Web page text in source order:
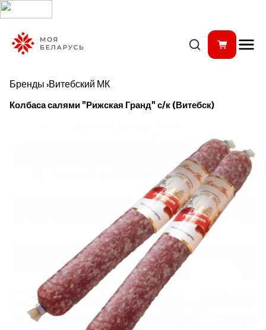
Бренды ›Витебский МК
Колбаса салями "Рижская Гранд" с/к (Витебск)